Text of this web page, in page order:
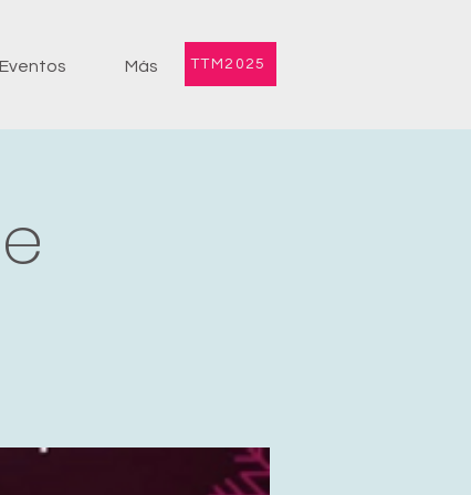
Eventos Más TTM2025